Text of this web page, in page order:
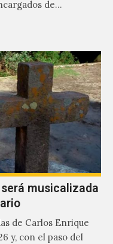
de
será musicalizada
de Carlos Enrique
y, con el paso del